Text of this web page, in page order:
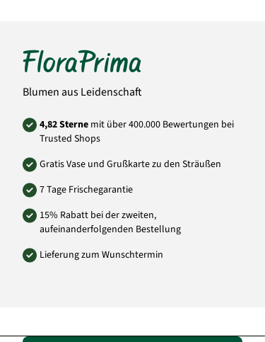
Blumen aus Leidenschaft
4,82 Sterne mit über 400.000 Bewertungen bei
Trusted Shops
Gratis Vase und Grußkarte zu den Sträußen
7 Tage Frischegarantie
15% Rabatt bei der zweiten,
aufeinanderfolgenden Bestellung
Lieferung zum Wunschtermin